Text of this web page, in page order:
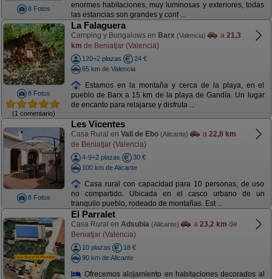
8 Fotos
enormes habitaciones, muy luminosas y exteriores, todas
las estancias son grandes y conf ...
8 Fotos
(1 comentario)
La Falaguera
Camping y Bungalows en Barx (Valencia) a 21,3
km de Beniatjar (Valencia)
120+2 plazas
24 €
65 km de Valencia
Estamos en la montaña y cerca de la playa, en el
pueblo de Barx a 15 km de la playa de Gandía. Un lugar
de encanto para relajarse y disfruta ...
8 Fotos
Les Vicentes
Casa Rural en Vall de Ebo (Alicante) a 22,8 km
de Beniatjar (Valencia)
4-9+2 plazas
30 €
100 km de Alicante
Casa rural con capacidad para 10 personas, de uso
no compartido. Ubicada en el casco urbano de un
tranquilo pueblo, rodeado de montañas. Est ...
El Parralet
Casa Rural en Adsubia (Alicante) a 23,2 km de
Beniatjar (Valencia)
10 plazas
18 €
90 km de Alicante
Ofrecemos alojamiento en habitaciones decorados al